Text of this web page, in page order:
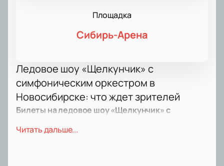
Площадка
Сибирь-Арена
Ледовое шоу «Щелкунчик» с
симфоническим оркестром в
Новосибирске: что ждет зрителей
Билеты на ледовое шоу «Щелкунчик» с
классикой на льду. Гармония музыки Чайковского,
Читать дальше...